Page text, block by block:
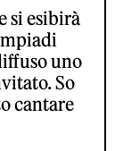
si esibirà
uno
So
cantare